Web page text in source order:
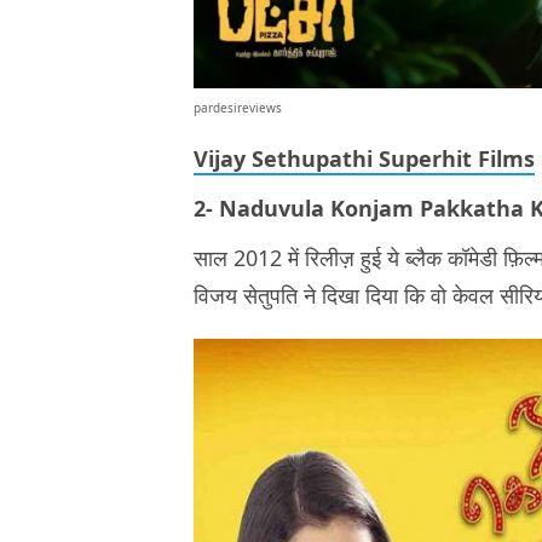
pardesireviews
Vijay Sethupathi Superhit Films
2- Naduvula Konjam Pakkatha
साल 2012 में रिलीज़ हुई ये ब्लैक कॉमेडी
विजय सेतुपति ने दिखा दिया कि वो केवल